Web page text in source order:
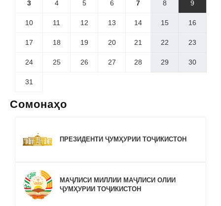
3 4 5 6 7 8 9
10 11 12 13 14 15 16
17 18 19 20 21 22 23
24 25 26 27 28 29 30
31
Сомонаҳо
ПРЕЗИДЕНТИ ҶУМҲУРИИ ТОҶИКИСТОН
МАҶЛИСИ МИЛЛИИ МАҶЛИСИ ОЛИИ
ҶУМҲУРИИ ТОҶИКИСТОН